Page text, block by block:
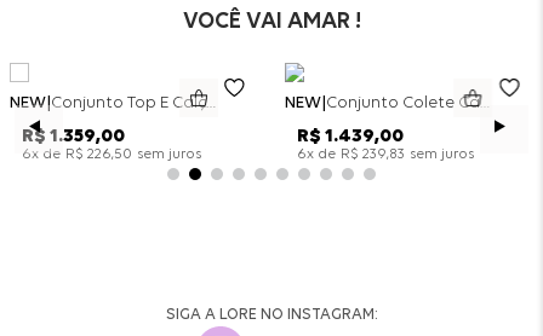
VOCÊ VAI AMAR !
NEW Conjunto Top E Calça Wide Leg Bicolor Alfaitaria - Off White
R$ 1 .359,00
6x de R$ 226,50 sem juros
NEW Conjunto Colete Calça Barril Bicolor Alfaiataria - Off White
R$ 1 .439,00
6x de R$ 239,83 sem juros
SIGA A LORE NO INSTAGRAM: